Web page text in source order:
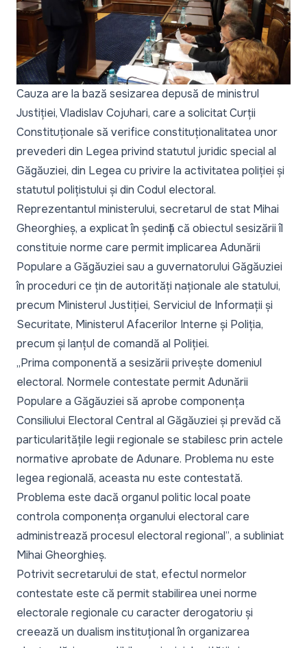
Cauza are la bază sesizarea depusă de ministrul
Justiției, Vladislav Cojuhari, care a solicitat Curții
Constituționale să verifice constituționalitatea unor
prevederi din Legea privind statutul juridic special al
Găgăuziei, din Legea cu privire la activitatea poliției și
statutul polițistului și din Codul electoral.
Reprezentantul ministerului, secretarul de stat Mihai
Gheorghieș, a explicat în ședință că obiectul sesizării îl
constituie norme care permit implicarea Adunării
Populare a Găgăuziei sau a guvernatorului Găgăuziei
în proceduri ce țin de autorități naționale ale statului,
precum Ministerul Justiției, Serviciul de Informații și
Securitate, Ministerul Afacerilor Interne și Poliția,
precum și lanțul de comandă al Poliției.
„Prima componentă a sesizării privește domeniul
electoral. Normele contestate permit Adunării
Populare a Găgăuziei să aprobe componența
Consiliului Electoral Central al Găgăuziei și prevăd că
particularitățile legii regionale se stabilesc prin actele
normative aprobate de Adunare. Problema nu este
legea regională, aceasta nu este contestată.
Problema este dacă organul politic local poate
controla componența organului electoral care
administrează procesul electoral regional”, a subliniat
Mihai Gheorghieș.
Potrivit secretarului de stat, efectul normelor
contestate este că permit stabilirea unei norme
electorale regionale cu caracter derogatoriu și
creează un dualism instituțional în organizarea